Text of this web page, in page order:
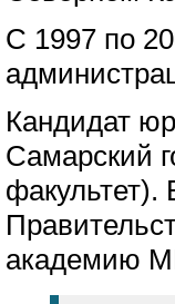
С 1997 по
Кандидат
Самарский
факультет).
академию